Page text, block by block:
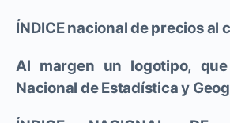
ÍNDICE nacional de precios al
Al margen un logotipo,
Nacional de Estadística y